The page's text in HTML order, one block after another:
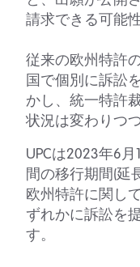
請求できる可能
従来の欧州特許
国で個別に訴訟
かし、統一特許
状況は変わりつ
UPCは2023年6
間の移行期間(延
欧州特許に関し
ずれかに訴訟を
す。